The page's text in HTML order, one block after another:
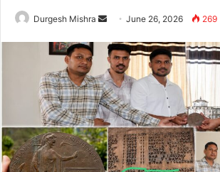
Durgesh Mishra
Send
email
June 26, 2026 269